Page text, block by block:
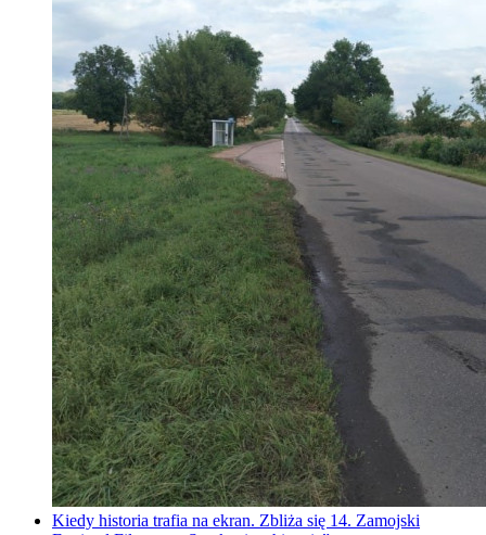
Kiedy historia trafia na ekran. Zbliża się 14. Zamojski